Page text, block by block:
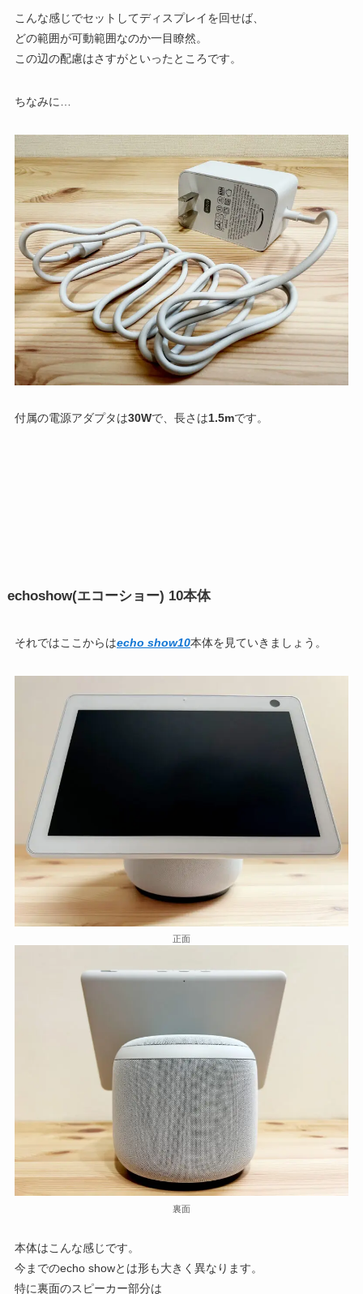
こんな感じでセットしてディスプレイを回せば、
どの範囲が可動範囲なのか一目瞭然。
この辺の配慮はさすがといったところです。
ちなみに…
付属の電源アダプタは30Wで、長さは1.5mです。
echoshow(エコーショー) 10本体
それではここからはecho show10本体を見ていきましょう。
正面
裏面
本体はこんな感じです。
今までのecho showとは形も大きく異なります。
特に裏面のスピーカー部分は